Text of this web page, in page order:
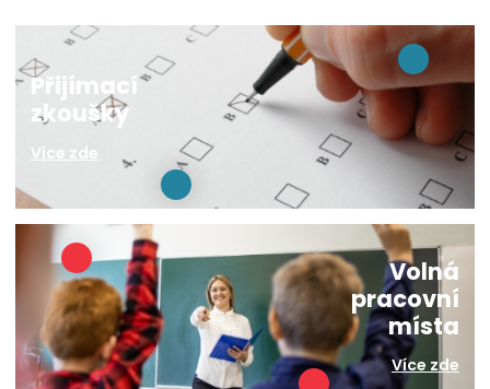
Přijímací
zkoušky
Více zde
Volná
pracovní
místa
Více zde